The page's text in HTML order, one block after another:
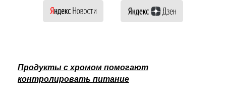
Продукты с хромом помогают
контролировать питание